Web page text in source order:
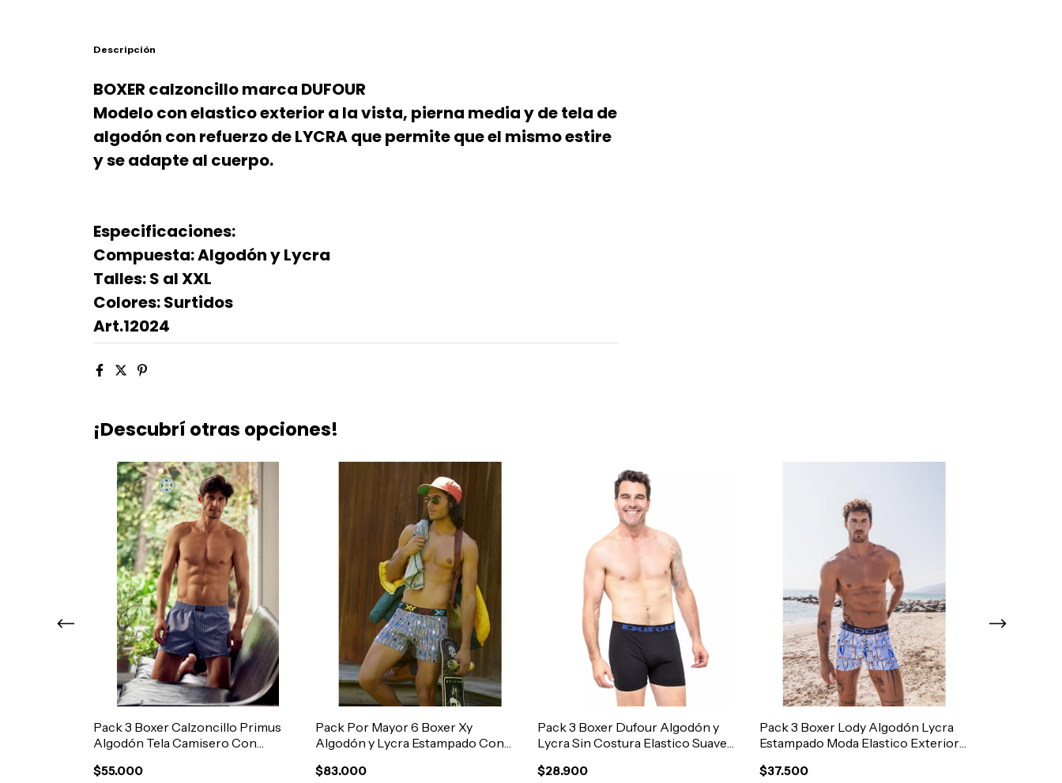
Descripción
BOXER calzoncillo marca DUFOUR
Modelo con elastico exterior a la vista, pierna media y de tela de
algodón con refuerzo de LYCRA que permite que el mismo estire
y se adapte al cuerpo.
Especificaciones:
Compuesta: Algodón y Lycra
Talles: S al XXL
Colores: Surtidos
Art.12024
¡Descubrí otras opciones!
Pack 3 Boxer Calzoncillo Primus
Algodón Tela Camisero Con
$55.000
Pack Por Mayor 6 Boxer Xy
Algodón y Lycra Estampado Con
$83.000
Pack 3 Boxer Dufour Algodón y
Lycra Sin Costura Elastico Suave
$28.900
Pack 3 Boxer Lody Algodón Lycra
Estampado Moda Elastico Exterior
$37.500